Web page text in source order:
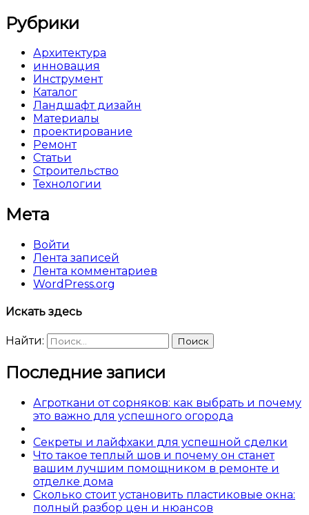
Рубрики
Архитектура
инновация
Инструмент
Каталог
Ландшафт дизайн
Материалы
проектирование
Ремонт
Статьи
Строительство
Технологии
Мета
Войти
Лента записей
Лента комментариев
WordPress.org
Искать здесь
Найти:
Последние записи
Агроткани от сорняков: как выбрать и почему
это важно для успешного огорода
Секреты и лайфхаки для успешной сделки
Что такое теплый шов и почему он станет
вашим лучшим помощником в ремонте и
отделке дома
Сколько стоит установить пластиковые окна:
полный разбор цен и нюансов